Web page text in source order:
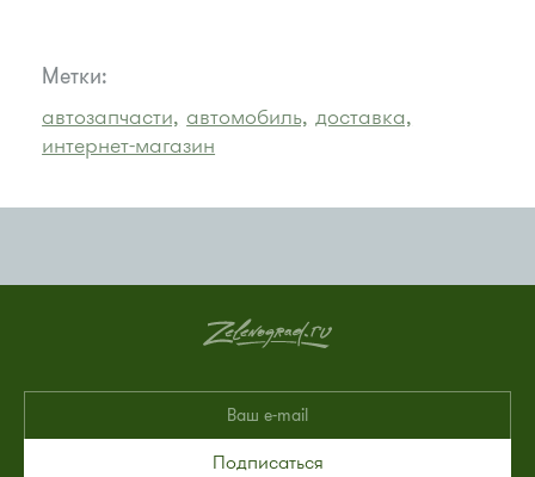
Метки:
автозапчасти, автомобиль, доставка,
интернет-магазин
Подписаться